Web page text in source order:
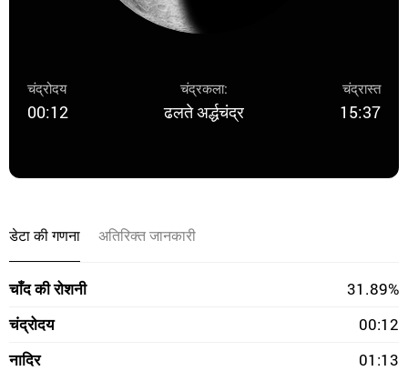
चंद्रोदय
00:12
चंद्रकला:
ढलते अर्द्धचंद्र
चंद्रास्त
15:37
डेटा की गणना अतिरिक्त जानकारी
चाँद की रोशनी
31.89%
चंद्रोदय
00:12
नादिर
01:13